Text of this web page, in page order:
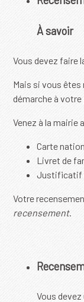
À savoir
Vous devez faire
Mais si vous
démarche à
Venez à la mairie
Carte
Livret de
Justificatif
Votre
recensement.
Vous